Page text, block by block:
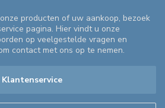
producten of uw aankoop, bezoek
pagina. Hier vindt u onze
op veelgestelde vragen en
contact met ons op te nemen.
Klantenservice